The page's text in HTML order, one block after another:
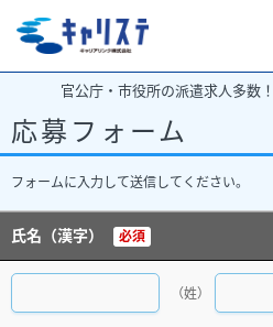
官公庁・市役所の派遣求人多数
応募フォーム
フォームに入力して送信してください。
氏名（漢字） 必須
（姓）